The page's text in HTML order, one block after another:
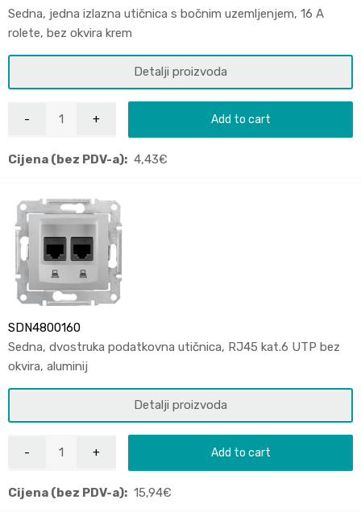
Sedna, jedna izlazna utičnica s bočnim uzemljenjem, 16 A
rolete, bez okvira krem
Detalji proizvoda
Add to cart
Cijena (bez PDV-a): 4,43€
SDN4800160
Sedna, dvostruka podatkovna utičnica, RJ45 kat.6 UTP bez
okvira, aluminij
Detalji proizvoda
Add to cart
Cijena (bez PDV-a): 15,94€